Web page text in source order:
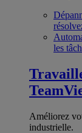
les
Améliorez
industrielle.